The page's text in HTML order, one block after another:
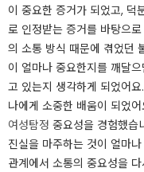
이 중요한 증거가 되었고, 덕
로 인정받는 증거를 바탕으
의 소통 방식 때문에 겪었던
이 얼마나 중요한지를 깨달
고 있는지 생각하게 되었어
나에게 소중한 배움이 되었
여성탐정 중요성을 경험했습
진실을 마주하는 것이 얼마
관계에서 소통의 중요성을